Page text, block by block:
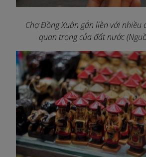
Chợ Đồng Xuân gắn liền với nhiều
quan trọng của đất nước